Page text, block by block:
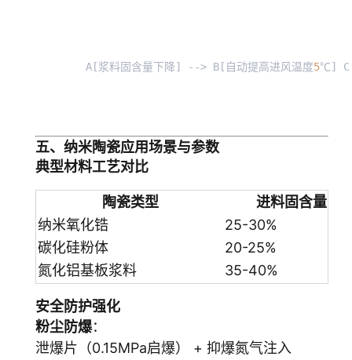
A[浆料固含量下降] --> B[自动提高进风温度5℃]
五、纳米陶瓷应用场景与参数
典型材料工艺对比
陶瓷类型
进料固含量
纳米氧化锆
25-30%
碳化硅粉体
20-25%
氮化铝基板浆料
35-40%
安全防护强化
粉尘防爆：
泄爆片（0.15MPa启爆） + 抑爆氮气注入